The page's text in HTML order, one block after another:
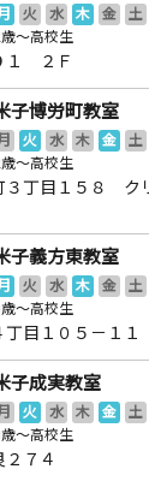
火 水 木 金 土
～高校生
１ ２Ｆ
子博労町教室
火 水 木 金 土
～高校生
３丁目１５８ ク
子義方東教室
火 水 木 金 土
～高校生
目１０５－１１
子成実教室
火 水 木 金 土
～高校生
７４